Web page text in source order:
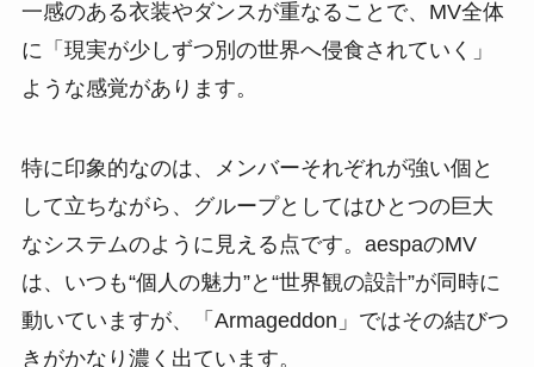
一感のある衣装やダンスが重なることで、MV全体
に「現実が少しずつ別の世界へ侵食されていく」
ような感覚があります。
特に印象的なのは、メンバーそれぞれが強い個と
して立ちながら、グループとしてはひとつの巨大
なシステムのように見える点です。aespaのMV
は、いつも“個人の魅力”と“世界観の設計”が同時に
動いていますが、「Armageddon」ではその結びつ
きがかなり濃く出ています。